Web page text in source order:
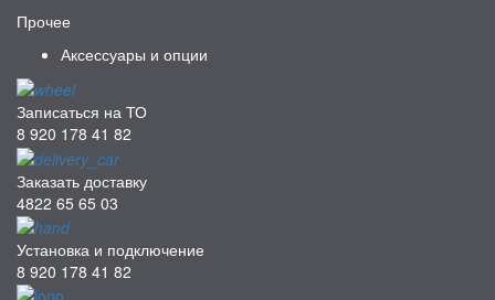
Прочее
Аксессуары и опции
Записаться на ТО
8 920 178 41 82
Заказать доставку
4822 65 65 03
Установка и подключение
8 920 178 41 82